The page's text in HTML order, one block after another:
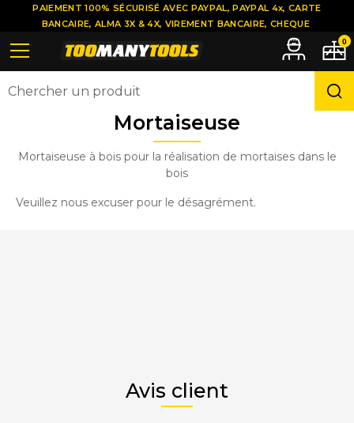
Mortaiseuse
Mortaiseuse à bois pour la réalisation de mortaises dans le
bois
Veuillez nous excuser pour le désagrément.
Avis client
PAIEMENT 100% SÉCURISÉ AVEC PAYPAL, PAYPAL 4x, CARTE
BANCAIRE, ALMA 3X & 4X, VIREMENT BANCAIRE, CHEQUE
0